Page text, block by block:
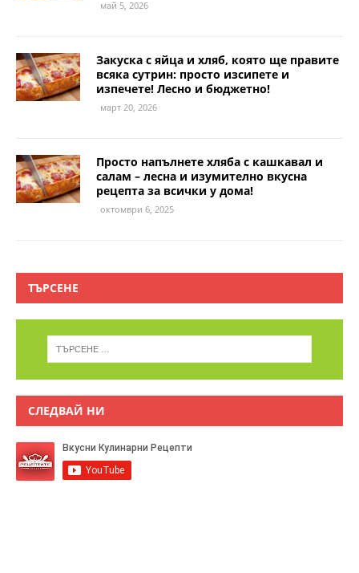
май 5, 2026
Закуска с яйца и хляб, която ще правите
всяка сутрин: просто изсипете и
изпечете! Лесно и бюджетно!
март 20, 2026
Просто напълнете хляба с кашкавал и
салам – лесна и изумително вкусна
рецепта за всички у дома!
октомври 6, 2025
ТЪРСЕНЕ
СЛЕДВАЙ НИ